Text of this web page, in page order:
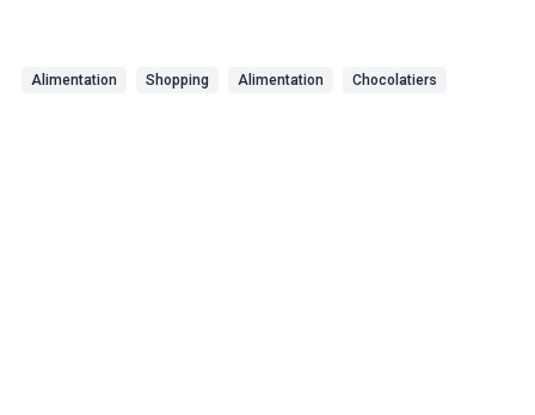
Alimentation Shopping Alimentation Chocolatiers